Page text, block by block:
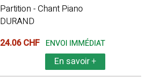
Partition - Chant Piano
DURAND
24.06 CHF ENVOI IMMÉDIAT
En savoir+